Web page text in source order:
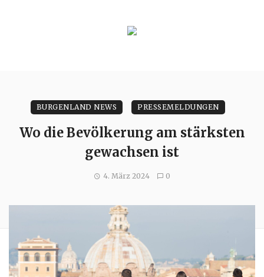
BURGENLAND NEWS PRESSEMELDUNGEN
Wo die Bevölkerung am stärksten
gewachsen ist
4. März 2024 0